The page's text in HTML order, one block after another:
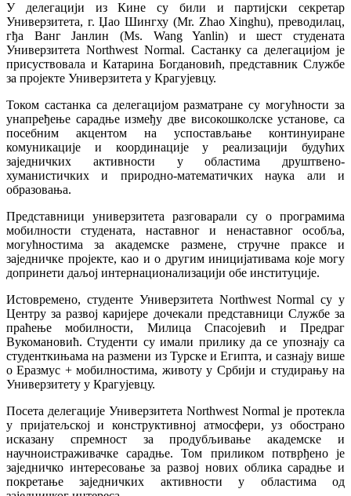
У делегацији из Кине су били и партијски секретар
Универзитета, г. Џао Шингху (Mr. Zhao Xinghu), преводилац,
гђа Ванг Јанлин (Ms. Wang Yanlin) и шест студената
Универзитета Northwest Normal. Састанку са делегацијом је
присуствовала и Катарина Богдановић, представник Службе
за пројекте Универзитета у Крагујевцу.
Током састанка са делегацијом разматране су могућности за
унапређење сарадње између две високошколске установе, са
посебним акцентом на успостављање континуиране
комуникације и координације у реализацији будућих
заједничких активности у областима друштвено-
хуманистичких и природно-математичких наука али и
образовања.
Представници универзитета разговарали су о програмима
мобилности студената, наставног и ненаставног особља,
могућностима за академске размене, стручне праксе и
заједничке пројекте, као и о другим иницијативама које могу
допринети даљој интернационализацији обе институције.
Истовремено, студенте Универзитета Northwest Normal су у
Центру за развој каријере дочекали представници Службе за
праћење мобилности, Милица Спасојевић и Предраг
Вукомановић. Студенти су имали прилику да се упознају са
студенткињама на размени из Турске и Египта, и сазнају више
о Еразмус + мобилностима, животу у Србији и студирању на
Универзитету у Крагујевцу.
Посета делегације Универзитета Northwest Normal је протекла
у пријатељској и конструктивној атмосфери, уз обострано
исказану спремност за продубљивање академске и
научноистраживачке сарадње. Том приликом потврђено је
заједничко интересовање за развој нових облика сарадње и
покретање заједничких активности у областима од